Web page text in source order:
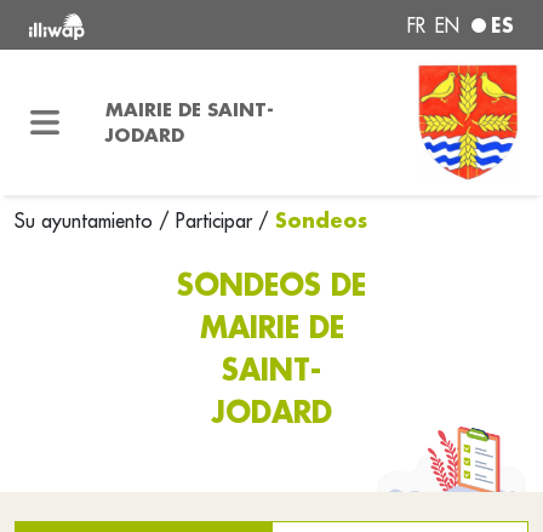
FR EN ES
MAIRIE DE SAINT-
JODARD
Su ayuntamiento / Participar/ Sondeos
SONDEOS DE
MAIRIE DE
SAINT-
JODARD